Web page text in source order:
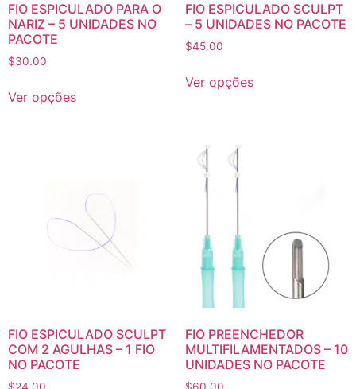
FIO ESPICULADO PARA O
NARIZ – 5 UNIDADES NO
PACOTE
$30.00
Ver opções
FIO ESPICULADO SCULPT
– 5 UNIDADES NO PACOTE
$45.00
Ver opções
FIO ESPICULADO SCULPT
COM 2 AGULHAS – 1 FIO
NO PACOTE
FIO PREENCHEDOR
MULTIFILAMENTADOS – 10
UNIDADES NO PACOTE